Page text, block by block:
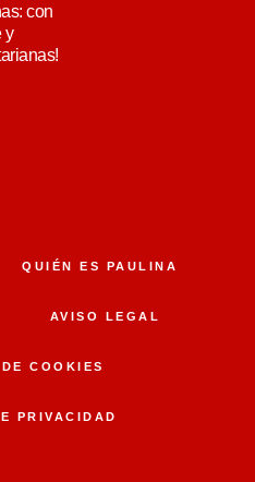
con
y
QUIÉN ES PAULINA
AVISO LEGAL
COOKIES
PRIVACIDAD